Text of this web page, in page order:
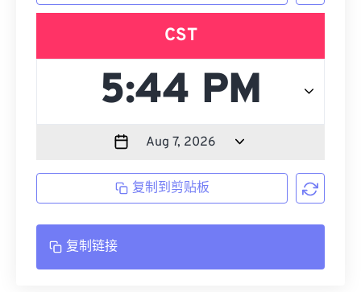
CST
复制到剪贴板
复制链接